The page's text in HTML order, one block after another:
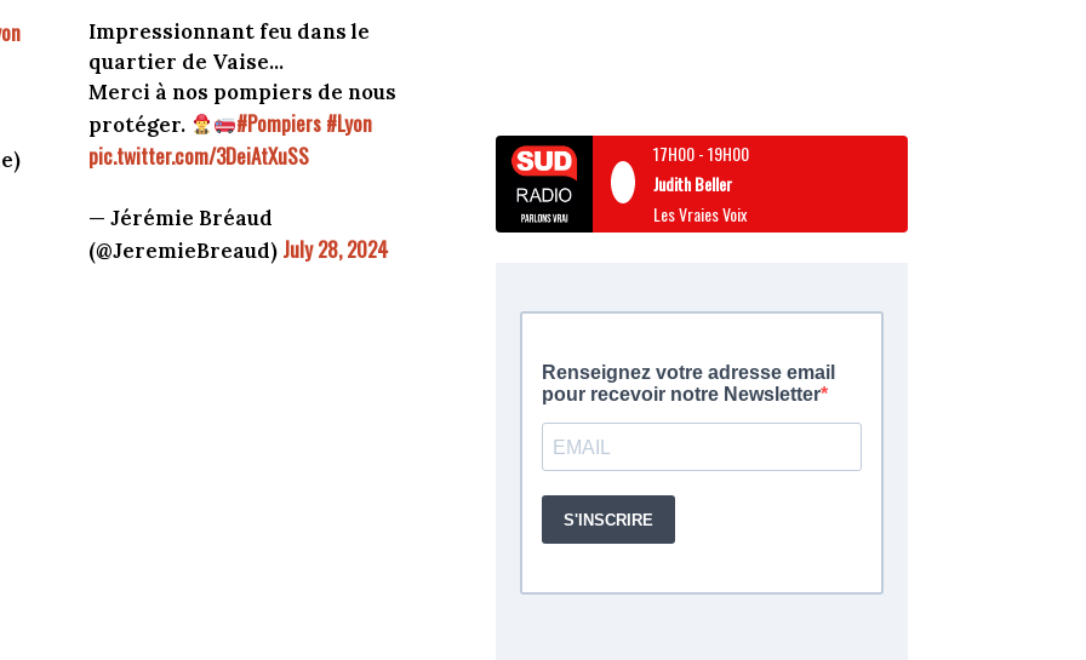
Impressionnant feu dans le
quartier de Vaise...
Merci à nos pompiers de nous
protéger.
#Pompiers #Lyon
pic.twitter.com/3DeiAtXuSS
— Jérémie Bréaud
(@JeremieBreaud) July 28, 2024
17H00-19H00
Judith Beller
Les Vraies Voix